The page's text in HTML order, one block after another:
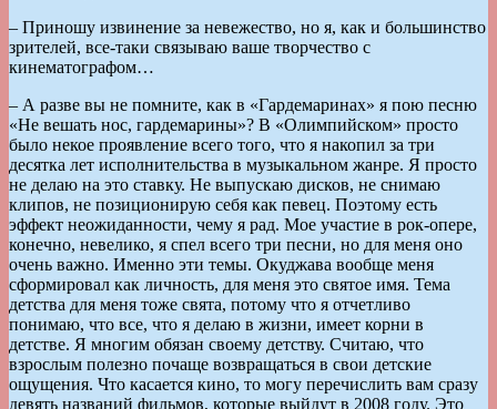
– Приношу извинение за невежество, но я, как и большинство
зрителей, все-таки связываю ваше творчество с
кинематографом…
– А разве вы не помните, как в «Гардемаринах» я пою песню
«Не вешать нос, гардемарины»? В «Олимпийском» просто
было некое проявление всего того, что я накопил за три
десятка лет исполнительства в музыкальном жанре. Я просто
не делаю на это ставку. Не выпускаю дисков, не снимаю
клипов, не позиционирую себя как певец. Поэтому есть
эффект неожиданности, чему я рад. Мое участие в рок-опере,
конечно, невелико, я спел всего три песни, но для меня оно
очень важно. Именно эти темы. Окуджава вообще меня
сформировал как личность, для меня это святое имя. Тема
детства для меня тоже свята, потому что я отчетливо
понимаю, что все, что я делаю в жизни, имеет корни в
детстве. Я многим обязан своему детству. Считаю, что
взрослым полезно почаще возвращаться в свои детские
ощущения. Что касается кино, то могу перечислить вам сразу
девять названий фильмов, которые выйдут в 2008 году. Это